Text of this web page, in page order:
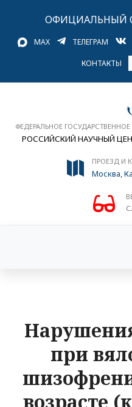
ОФИЦИАЛЬНЫЙ
MAX ТЕЛЕГРАМ
КОНТАКТЫ
ФЕДЕРАЛЬНОЕ
РОССИЙСКИЙ НАУЧНЫЙ
ПРОЕЗД И
Москва,
при
возрасте